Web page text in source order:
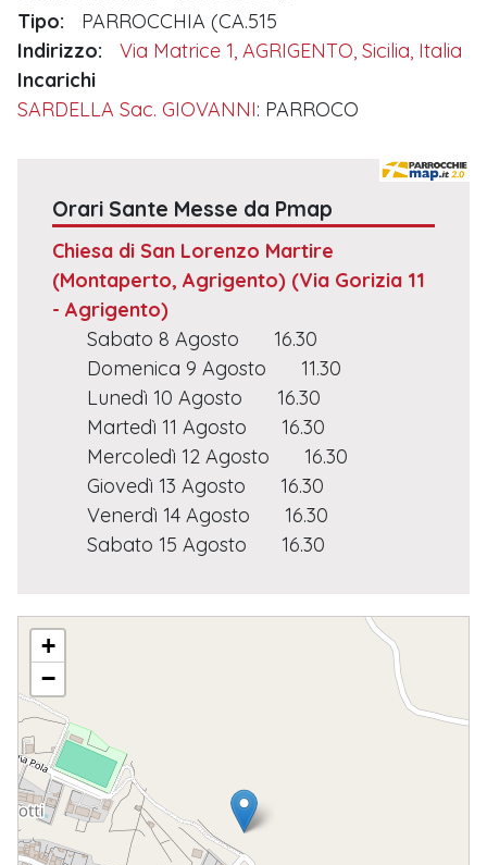
Tipo:
PARROCCHIA (CA.515
Indirizzo:
Via Matrice 1, AGRIGENTO, Sicilia, Italia
Incarichi
SARDELLA Sac. GIOVANNI: PARROCO
Orari Sante Messe da Pmap
Chiesa di San Lorenzo Martire
(Montaperto, Agrigento) (Via Gorizia 11
- Agrigento)
Sabato 8 Agosto
16.30
Domenica 9 Agosto
11.30
Lunedì 10 Agosto
16.30
Martedì 11 Agosto
16.30
Mercoledì 12 Agosto
16.30
Giovedì 13 Agosto
16.30
Venerdì 14 Agosto
16.30
Sabato 15 Agosto
16.30
S. LORENZO MARTIRE
+
−